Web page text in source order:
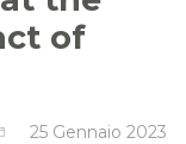
of
25 Gennaio 2023